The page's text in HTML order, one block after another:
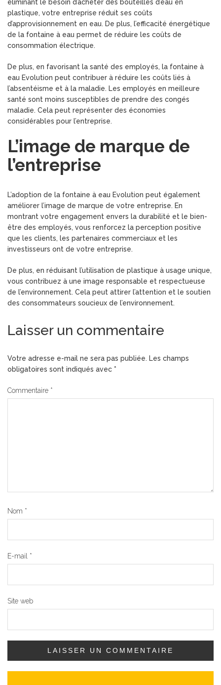
éliminant le besoin d’acheter des bouteilles d’eau en
plastique, votre entreprise réduit ses coûts
d’approvisionnement en eau. De plus, l’efficacité énergétique
de la fontaine à eau permet de réduire les coûts de
consommation électrique.
De plus, en favorisant la santé des employés, la fontaine à
eau Evolution peut contribuer à réduire les coûts liés à
l’absentéisme et à la maladie. Les employés en meilleure
santé sont moins susceptibles de prendre des congés
maladie. Cela peut représenter des économies
considérables pour l’entreprise.
L’image de marque de
l’entreprise
L’adoption de la fontaine à eau Evolution peut également
améliorer l’image de marque de votre entreprise. En
montrant votre engagement envers la durabilité et le bien-
être des employés, vous renforcez la perception positive
que les clients, les partenaires commerciaux et les
investisseurs ont de votre entreprise.
De plus, en réduisant l’utilisation de plastique à usage unique,
vous contribuez à une image responsable et respectueuse
de l’environnement. Cela peut attirer l’attention et le soutien
des consommateurs soucieux de l’environnement.
Laisser un commentaire
Votre adresse e-mail ne sera pas publiée. Les champs
obligatoires sont indiqués avec *
Commentaire *
Nom *
E-mail *
Site web